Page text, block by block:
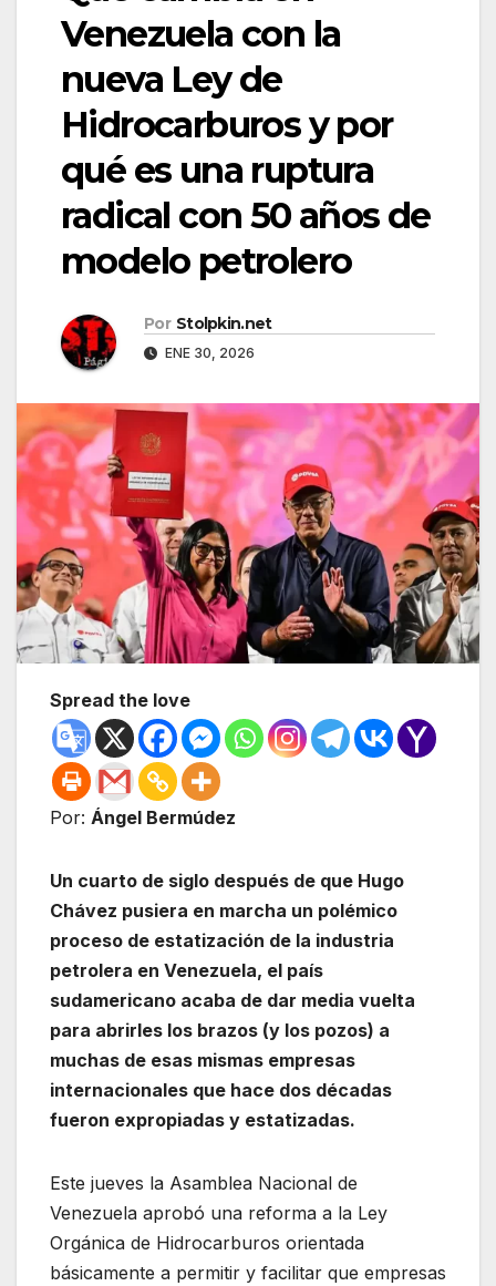
Venezuela con la
nueva Ley de
Hidrocarburos y por
qué es una ruptura
radical con 50 años de
modelo petrolero
Por Stolpkin.net
ENE 30, 2026
Spread the love
Por: Ángel Bermúdez
Un cuarto de siglo después de que Hugo
Chávez pusiera en marcha un polémico
proceso de estatización de la industria
petrolera en Venezuela, el país
sudamericano acaba de dar media vuelta
para abrirles los brazos (y los pozos) a
muchas de esas mismas empresas
internacionales que hace dos décadas
fueron expropiadas y estatizadas.
Este jueves la Asamblea Nacional de
Venezuela aprobó una reforma a la Ley
Orgánica de Hidrocarburos orientada
básicamente a permitir y facilitar que empresas